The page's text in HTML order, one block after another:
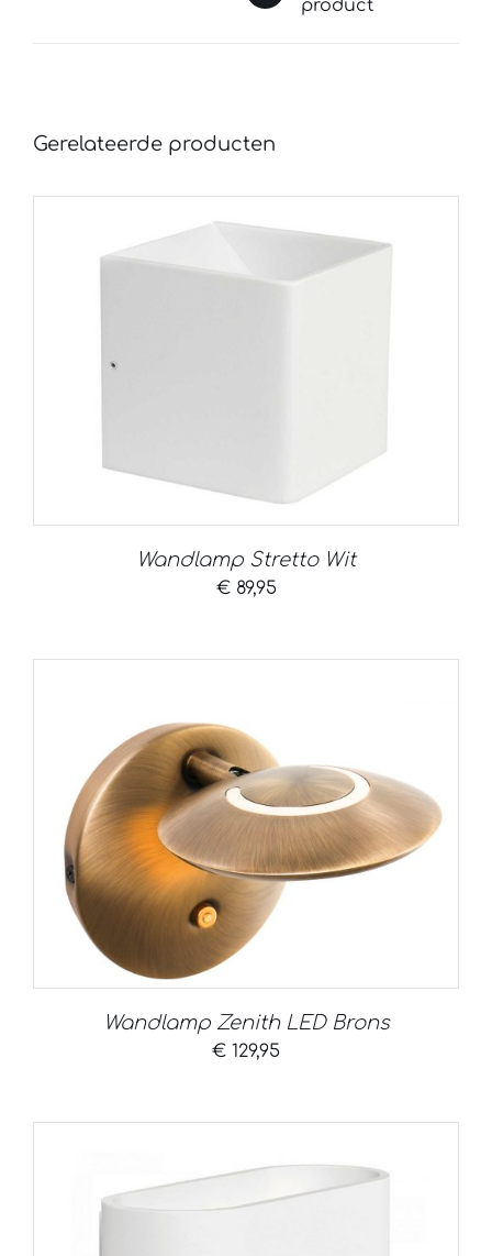
product
Gerelateerde producten
Wandlamp Stretto Wit
€89,95
Wandlamp Zenith LED Brons
€ 129,95